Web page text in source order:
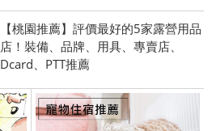
【桃園推薦】評價最好的5家露營用品
店！裝備、品牌、用具、專賣店、
Dcard、PTT推薦